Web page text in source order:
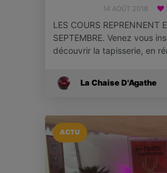
14 AOÛT 2018
LES COURS REPRENNENT
SEPTEMBRE. Venez vous
découvrir la tapisserie, en
La Chaise D'Agathe
ACTU